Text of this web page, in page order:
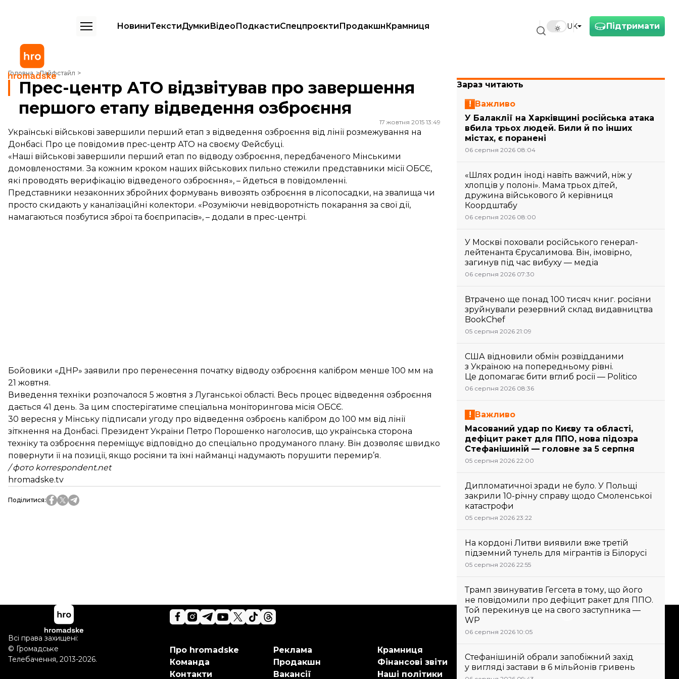
Підтримати
UK
НовиниТекстиДумкиВідеоПодкастиСпецпроєктиПродакшнКрамниця
Головна Лайфстайл
Прес-центр АТО відзвітував про завершення першого етапу відведення озброєння
Прес-центр АТО відзвітував про завершення
першого етапу відведення озброєння
17 жовтня 2015 13:49
Українські військові завершили перший етап з відведення озброєння від лінії розмежування на
Донбасі. Про це повідомив прес-центр АТО на своєму Фейсбуці.
«Наші військові завершили перший етап по відводу озброєння, передбаченого Мінськими
домовленостями. За кожним кроком наших військових пильно стежили представники місії ОБСЄ,
які проводять верифікацію відведеного озброєння», – йдеться в повідомленні.
Представники незаконних збройних формувань вивозять озброєння в лісопосадки, на звалища чи
просто скидають у каналізаційні колектори. «Розуміючи невідворотність покарання за свої дії,
намагаються позбутися зброї та боєприпасів», – додали в прес-центрі.
Бойовики «ДНР» заявили про перенесення початку відводу озброєння калібром менше 100 мм на
21 жовтня.
Виведення техніки розпочалося 5 жовтня з Луганської області. Весь процес відведення озброєння
дається 41 день. За цим спостерігатиме спеціальна моніторингова місія ОБСЄ.
30 вересня у Мінську підписали угоду про відведення озброєнь калібром до 100 мм від лінії
зіткнення на Донбасі. Президент України Петро Порошенко наголосив, що українська сторона
техніку та озброєння переміщує відповідно до спеціально продуманого плану. Він дозволяє швидко
повернути її на позиції, якщо росіяни та їхні найманці надумають порушити перемир’я.
/ фото korrespondent.net
hromadske.tv
Поділитися:
Зараз читають
Важливо
У Балаклії на Харківщині російська атака
вбила трьох людей. Били й по інших
містах, є поранені
06 серпня 2026 08:04
«Шлях родин іноді навіть важчий, ніж у
хлопців у полоні». Мама трьох дітей,
дружина військового й керівниця
Коордштабу
06 серпня 2026 08:00
У Москві поховали російського генерал-
лейтенанта Єрусалимова. Він, імовірно,
загинув під час вибуху — медіа
06 серпня 2026 07:30
Втрачено ще понад 100 тисяч книг. росіяни
зруйнували резервний склад видавництва
BookChef
05 серпня 2026 21:09
США відновили обмін розвідданими
з Україною на попередньому рівні.
Це допомагає бити вглиб росії — Politico
06 серпня 2026 08:36
Важливо
Масований удар по Києву та області,
дефіцит ракет для ППО, нова підозра
Стефанішиній — головне за 5 серпня
05 серпня 2026 22:00
Дипломатичної зради не було. У Польщі
закрили 10-річну справу щодо Смоленської
катастрофи
05 серпня 2026 23:22
На кордоні Литви виявили вже третій
підземний тунель для мігрантів із Білорусі
05 серпня 2026 22:55
Трамп звинуватив Гегсета в тому, що його
не повідомили про дефіцит ракет для ППО.
Той перекинув це на свого заступника —
WP
06 серпня 2026 10:05
Стефанішиній обрали запобіжний захід
у вигляді застави в 6 мільйонів гривень
Підтримати
Ми працюємо для тебе та
завдяки тобі. Будь нашим
Про hromadske
Команда
Контакти
Реклама
Продакшн
Вакансії
Крамниця
Фінансові звіти
Наші політики
Всі права захищені:
© Громадське
Телебачення, 2013-2026.